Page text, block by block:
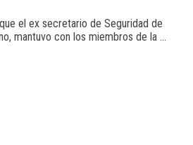
el ex secretario de Seguridad de
mantuvo con los miembros de la ...